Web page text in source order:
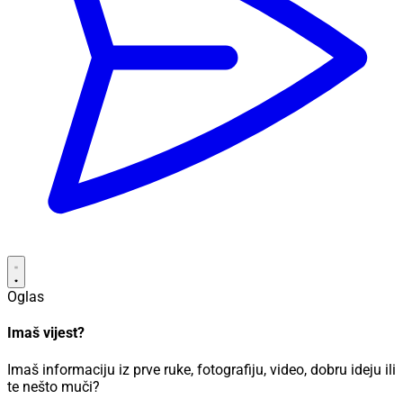
Oglas
Imaš vijest?
Imaš informaciju iz prve ruke, fotografiju, video, dobru ideju ili
te nešto muči?